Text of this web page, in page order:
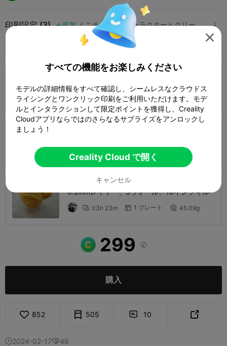
印刷設定 (3) 追加 ミニチュア  キャラクターとクリーチャー 
ィル
 02h 19m  1 プレート  36.00g
ル
16h 57m  1 プレート 378.61g
0.2mmレイヤー、3ウォール、10インフィル
 03h 23m  1 プレート  45.09g
299 
購入
852 505  10 
2024-02-1746

すべての機能をお楽しみください
モデルの詳細情報をすべて確認し、シームレスなクラウドス
ライシングとワンクリック印刷をご利用いただけます。モデ
ルとインタラクションして限定ポイントを獲得し、Creality
Cloudアプリならではのさらなるサプライズをアンロックし
ましょう！
Creality Cloud で開く
キャンセル